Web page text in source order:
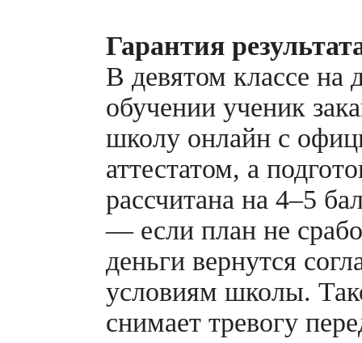
Гарантия
В девятом классе на
обучении ученик
школу онлайн с
аттестатом, а
рассчитана на 4–5
— если план не
деньги вернутся
условиям школы.
снимает тревогу